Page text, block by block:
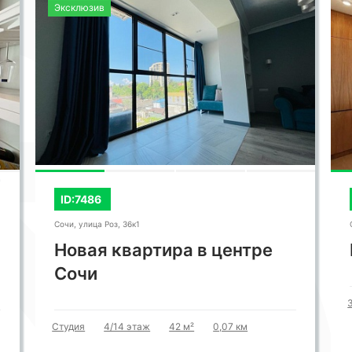
СМОТРЕТЬ ВСЕ ФОТО
ID:7627
Сочи, Виноградная улица, 4
Квартира в ЖК Виктория